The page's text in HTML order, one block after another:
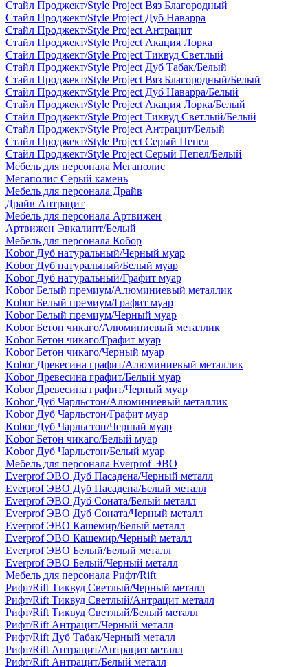
Стайл Проджект/Style Project Вяз Благородный
Стайл Проджект/Style Project Дуб Наварра
Стайл Проджект/Style Project Антрацит
Стайл Проджект/Style Project Акация Лорка
Стайл Проджект/Style Project Тиквуд Светлый
Стайл Проджект/Style Project Дуб Табак/Белый
Стайл Проджект/Style Project Вяз Благородный/Белый
Стайл Проджект/Style Project Дуб Наварра/Белый
Стайл Проджект/Style Project Акация Лорка/Белый
Стайл Проджект/Style Project Тиквуд Светлый/Белый
Стайл Проджект/Style Project Антрацит/Белый
Стайл Проджект/Style Project Серый Пепел
Стайл Проджект/Style Project Серый Пепел/Белый
Мебель для персонала Мегаполис
Мегаполис Серый камень
Мебель для персонала Драйв
Драйв Антрацит
Мебель для персонала Артвижен
Артвижен Эвкалипт/Белый
Мебель для персонала Кобор
Kobor Дуб натуральный/Черный муар
Kobor Дуб натуральный/Белый муар
Kobor Дуб натуральный/Графит муар
Kobor Белый премиум/Алюминиевый металлик
Kobor Белый премиум/Графит муар
Kobor Белый премиум/Черный муар
Kobor Бетон чикаго/Алюминиевый металлик
Kobor Бетон чикаго/Графит муар
Kobor Бетон чикаго/Черный муар
Kobor Древесина графит/Алюминиевый металлик
Kobor Древесина графит/Белый муар
Kobor Древесина графит/Черный муар
Kobor Дуб Чарльстон/Алюминиевый металлик
Kobor Дуб Чарльстон/Графит муар
Kobor Дуб Чарльстон/Черный муар
Kobor Бетон чикаго/Белый муар
Kobor Дуб Чарльстон/Белый муар
Мебель для персонала Everprof ЭВО
Everprof ЭВО Дуб Пасадена/Черный металл
Everprof ЭВО Дуб Пасадена/Белый металл
Everprof ЭВО Дуб Соната/Белый металл
Everprof ЭВО Дуб Соната/Черный металл
Everprof ЭВО Кашемир/Белый металл
Everprof ЭВО Кашемир/Черный металл
Everprof ЭВО Белый/Белый металл
Everprof ЭВО Белый/Черный металл
Мебель для персонала Рифт/Rift
Рифт/Rift Тиквуд Светлый/Черный металл
Рифт/Rift Тиквуд Светлый/Антрацит металл
Рифт/Rift Тиквуд Светлый/Белый металл
Рифт/Rift Антрацит/Черный металл
Рифт/Rift Дуб Табак/Черный металл
Рифт/Rift Антрацит/Антрацит металл
Рифт/Rift Антрацит/Белый металл